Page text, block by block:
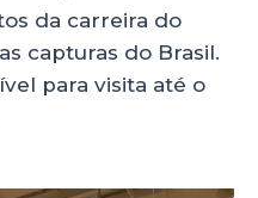
da carreira do
capturas do Brasil.
para visita até o